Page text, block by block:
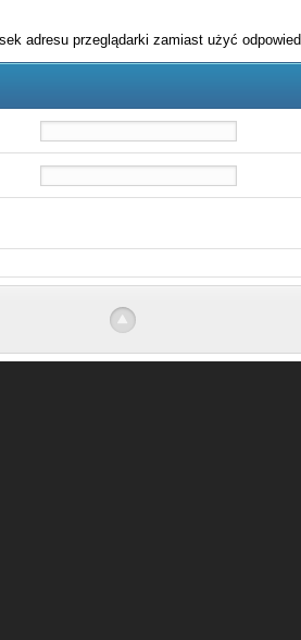
adresu przeglądarki zamiast użyć